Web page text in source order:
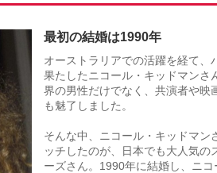
最初の結婚は1990年
オーストラリアでの活躍を経て、
果たしたニコール・キッドマンさ
界の男性だけでなく、共演者や映
も魅了しました。
そんな中、ニコール・キッドマン
ッチしたのが、日本でも大人気の
ーズさん。1990年に結婚し、ニ